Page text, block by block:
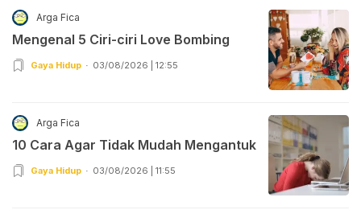
Arga Fica
Mengenal 5 Ciri-ciri Love Bombing
Gaya Hidup 03/08/2026 | 12:55
Arga Fica
10 Cara Agar Tidak Mudah Mengantuk
Gaya Hidup 03/08/2026 | 11:55